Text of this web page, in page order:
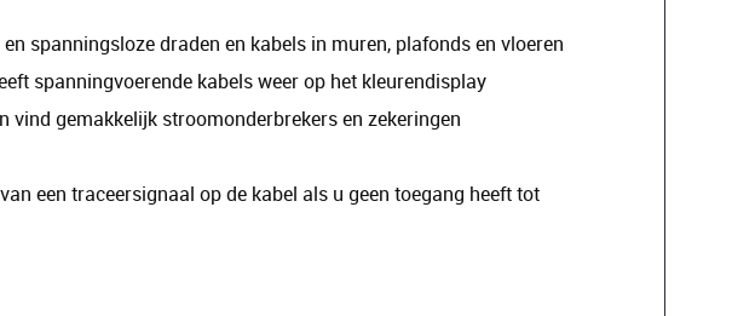
spanningsloze draden en kabels in muren, plafonds en vloeren
spanningvoerende kabels weer op het kleurendisplay
vind gemakkelijk stroomonderbrekers en zekeringen
een traceersignaal op de kabel als u geen toegang heeft tot